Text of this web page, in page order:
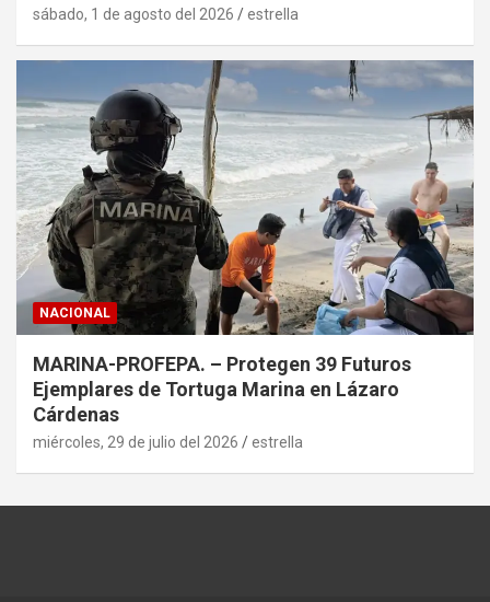
sábado, 1 de agosto del 2026 estrella
NACIONAL
MARINA-PROFEPA. – Protegen 39 Futuros
Ejemplares de Tortuga Marina en Lázaro
Cárdenas
miércoles, 29 de julio del 2026 estrella